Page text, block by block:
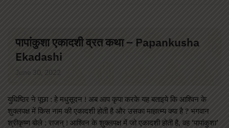
पापांकुशा एकादशी व्रत कथा – Papankusha
Ekadashi
June 30, 2022
युधिष्ठिर ने पूछा : हे मधुसूदन ! अब आप कृपा करके यह बताइये कि आश्विन के
शुक्लपक्ष में किस नाम की एकादशी होती है और उसका माहात्म्य क्या है ? भगवान
श्रीकृष्ण बोले : राजन् ! आश्विन के शुक्लपक्ष में जो एकादशी होती है, वह ‘पापांकुशा’